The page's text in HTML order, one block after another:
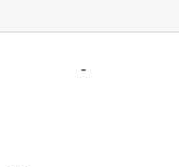
-